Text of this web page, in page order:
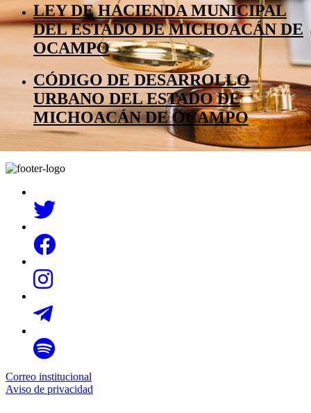
LEY DE HACIENDA MUNICIPAL
DEL ESTADO DE MICHOACÁN DE
OCAMPO
CÓDIGO DE DESARROLLO
URBANO DEL ESTADO DE
MICHOACÁN DE OCAMPO
Correo institucional
Aviso de privacidad